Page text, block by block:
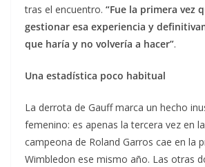
tras el encuentro. “Fue la primera vez
gestionar esa experiencia y
que haría y no volvería a hacer”.
Una estadística poco habitual
La derrota de Gauff marca un hecho
femenino: es apenas la tercera vez en
campeona de Roland Garros cae en la
Wimbledon ese mismo año. Las otras